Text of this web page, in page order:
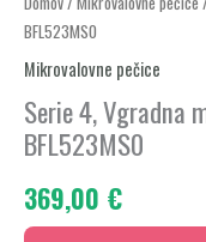
BFL523MS0
Mikrovalovne pečice
Serie 4, Vgradna
BFL523MS0
369,00 €
4,
Vgradna
mikrovalovna
pečica,
BFL523MS0
količina